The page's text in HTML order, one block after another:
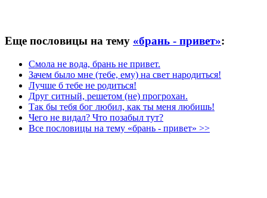
Еще пословицы на тему «брань - привет»:
Смола не вода, брань не привет.
Зачем было мне (тебе, ему) на свет народиться!
Лучше б тебе не родиться!
Друг ситный, решетом (не) прогрохан.
Так бы тебя бог любил, как ты меня любишь!
Чего не видал? Что позабыл тут?
Все пословицы на тему «брань - привет» >>